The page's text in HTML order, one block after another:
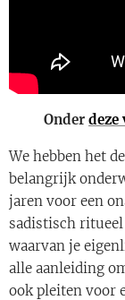
Onder deze
We hebben het
belangrijk
jaren voor een
sadistisch
waarvan je
alle aanleiding
ook pleiten voor